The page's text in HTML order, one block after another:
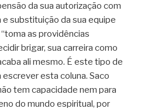
da sua autorização com
substituição da sua equipe
as providências
brigar, sua carreira como
ali mesmo. É este tipo de
esta coluna. Saco
tem capacidade nem para
do mundo espiritual, por